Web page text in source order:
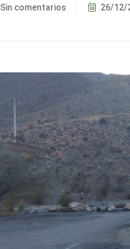
Sin comentarios 26/12/